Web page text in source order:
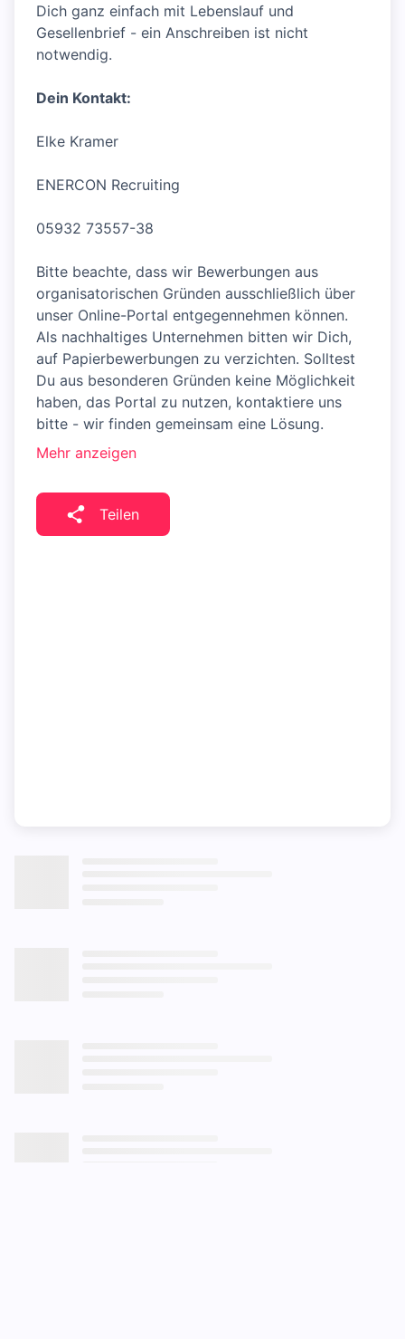
Dich ganz einfach mit Lebenslauf und
Gesellenbrief - ein Anschreiben ist nicht
notwendig.
Dein Kontakt:
Elke Kramer
ENERCON Recruiting
05932 73557-38
Bitte beachte, dass wir Bewerbungen aus
organisatorischen Gründen ausschließlich über
unser Online-Portal entgegennehmen können.
Als nachhaltiges Unternehmen bitten wir Dich,
auf Papierbewerbungen zu verzichten. Solltest
Du aus besonderen Gründen keine Möglichkeit
haben, das Portal zu nutzen, kontaktiere uns
bitte - wir finden gemeinsam eine Lösung.
Mehr anzeigen
Teilen